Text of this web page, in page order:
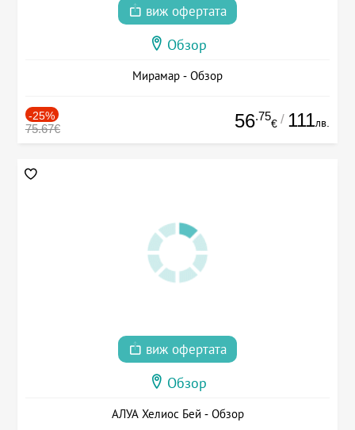
виж офертата
Обзор
Мирамар - Обзор
-25%
75.67€ 56.75
€ / 111лв.
виж офертата
Обзор
АЛУА Хелиос Бей - Обзор